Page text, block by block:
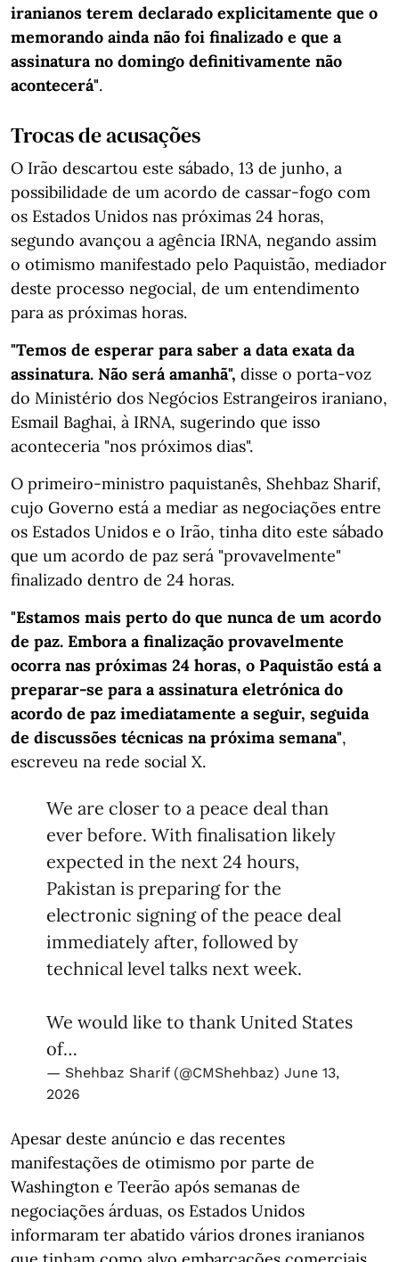
iranianos terem declarado explicitamente que o
memorando ainda não foi finalizado e que a
assinatura no domingo definitivamente não
acontecerá".
Trocas de acusações
O Irão descartou este sábado, 13 de junho, a
possibilidade de um acordo de cassar-fogo com
os Estados Unidos nas próximas 24 horas,
segundo avançou a agência IRNA, negando assim
o otimismo manifestado pelo Paquistão, mediador
deste processo negocial, de um entendimento
para as próximas horas.
"Temos de esperar para saber a data exata da
assinatura. Não será amanhã", disse o porta-voz
do Ministério dos Negócios Estrangeiros iraniano,
Esmail Baghai, à IRNA, sugerindo que isso
aconteceria "nos próximos dias".
O primeiro-ministro paquistanês, Shehbaz Sharif,
cujo Governo está a mediar as negociações entre
os Estados Unidos e o Irão, tinha dito este sábado
que um acordo de paz será "provavelmente"
finalizado dentro de 24 horas.
"Estamos mais perto do que nunca de um acordo
de paz. Embora a finalização provavelmente
ocorra nas próximas 24 horas, o Paquistão está a
preparar-se para a assinatura eletrónica do
acordo de paz imediatamente a seguir, seguida
de discussões técnicas na próxima semana",
escreveu na rede social X.
We are closer to a peace deal than
ever before. With finalisation likely
expected in the next 24 hours,
Pakistan is preparing for the
electronic signing of the peace deal
immediately after, followed by
technical level talks next week.
We would like to thank United States
of…
— Shehbaz Sharif (@CMShehbaz) June 13,
2026
Apesar deste anúncio e das recentes
manifestações de otimismo por parte de
Washington e Teerão após semanas de
negociações árduas, os Estados Unidos
informaram ter abatido vários drones iranianos